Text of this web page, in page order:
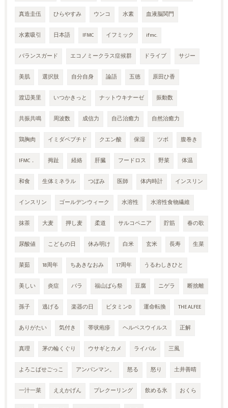
真造圭伍 ひらやすみ ウンコ 水素 血液脳関門
水素吸引 日本語 IFMC イフミック ifmc.
バランスガード エコノミークラス症候群 ドライブ サジー
美肌 選択肢 自分自身 論語 五徳 原田ひ香
渡辺美里 いつかきっと ナットウキナーゼ 振動数
共振共鳴 周波数 成信力 自己治癒力 自然治癒力
鶏胸肉 イミダペプチド クエン酸 保湿 ツボ 腹巻き
IFMC． 拇趾 経絡 肝臓 フードロス 野菜 体温
和食 生体ミネラル つぼみ 医師 体内時計 インスリン
インスリン ゴールデンウィーク 水溶性 水溶性食物繊維
抹茶 大麦 押し麦 柔道 サルコペニア 貯筋 春の歌
尿酸値 こどもの日 休み明け 白米 玄米 長寿 生菜
菜茹 18周年 ちあきなおみ 17周年 うるわしきひと
美しい 炎症 バラ 福山ばら祭 豆腐 ニゲラ 断捨離
孫子 逃げる 楽器の日 ビタミンD 運命転換 THE ALFEE
ありがたい 気付き 帯状疱疹 ヘルペスウイルス 正解
真理 茅の輪くぐり ウサギとカメ ライバル 三風
よろこばせごっこ アンパンマン。 怒る 怒り 土井善晴
一汁一菜 ええかげん プレクーリング 飲める氷 おくら